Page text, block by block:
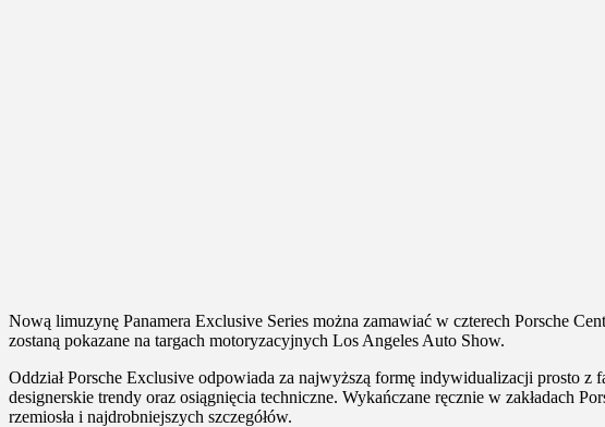
Nową limuzynę Panamera Exclusive Series można zamawiać w czterech Porsche
zostaną pokazane na targach motoryzacyjnych Los Angeles Auto Show.
Oddział Porsche Exclusive odpowiada za najwyższą formę indywidualizacji prosto
designerskie trendy oraz osiągnięcia techniczne. Wykańczane ręcznie w zakładach
rzemiosła i najdrobniejszych szczegółów.